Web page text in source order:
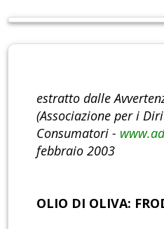
estratto dalle
(Associazione per i
Consumatori -
febbraio 2003
OLIO DI OLIVA: